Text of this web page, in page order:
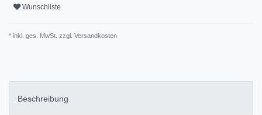
Wunschliste
* inkl. ges. MwSt. zzgl. Versandkosten
Beschreibung